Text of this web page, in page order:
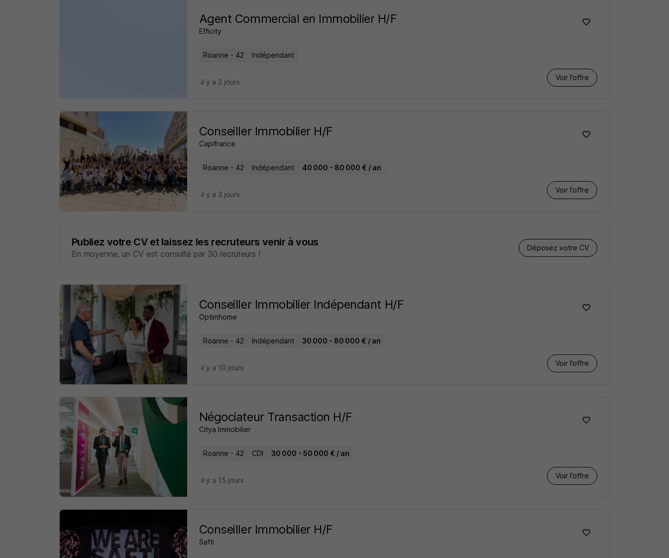
Agent Commercial en Immobilier H/F
Efficity
Roanne - 42 Indépendant
Voir l’offre
il y a 2 jours
Conseiller Immobilier H/F
Capifrance
Roanne - 42 Indépendant 40 000 - 80 000 € / an
Voir l’offre
il y a 3 jours
Publiez votre CV et laissez les recruteurs venir à vous
En moyenne, un CV est consulté par 30 recruteurs !
Déposez votre CV
Conseiller Immobilier Indépendant H/F
Optimhome
Roanne - 42 Indépendant 30 000 - 80 000 € / an
Voir l’offre
il y a 10 jours
Négociateur Transaction H/F
Citya Immobilier
Roanne - 42 CDI 30 000 - 50 000 € / an
Voir l’offre
il y a 15 jours
Conseiller Immobilier H/F
Safti